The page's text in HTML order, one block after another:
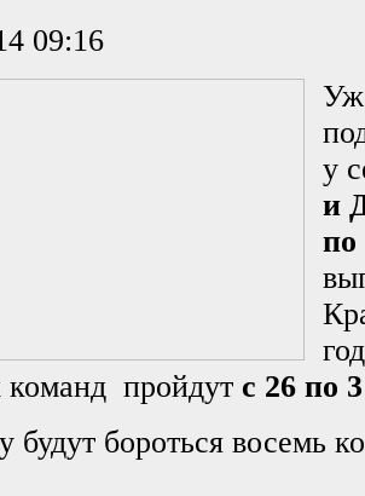
09:16
у
и
по
пройдут с 26 по
будут бороться восемь